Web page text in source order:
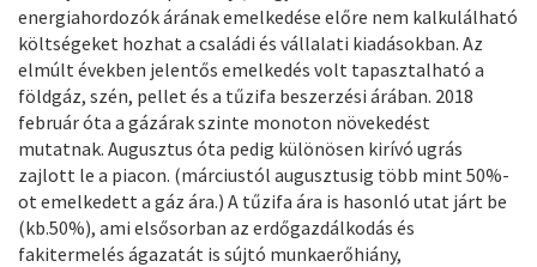
energiahordozók árának emelkedése előre nem kalkulálható
költségeket hozhat a családi és vállalati kiadásokban. Az
elmúlt években jelentős emelkedés volt tapasztalható a
földgáz, szén, pellet és a tűzifa beszerzési árában. 2018
február óta a gázárak szinte monoton növekedést
mutatnak. Augusztus óta pedig különösen kirívó ugrás
zajlott le a piacon. (márciustól augusztusig több mint 50%-
ot emelkedett a gáz ára.) A tűzifa ára is hasonló utat járt be
(kb.50%), ami elsősorban az erdőgazdálkodás és
fakitermelés ágazatát is sújtó munkaerőhiány,